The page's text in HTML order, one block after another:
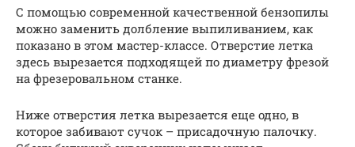
С помощью современной качественной бензопилы
можно заменить долбление выпиливанием, как
показано в этом мастер-классе. Отверстие летка
здесь вырезается подходящей по диаметру фрезой
на фрезеровальном станке.
Ниже отверстия летка вырезается еще одно, в
которое забивают сучок – присадочную палочку.